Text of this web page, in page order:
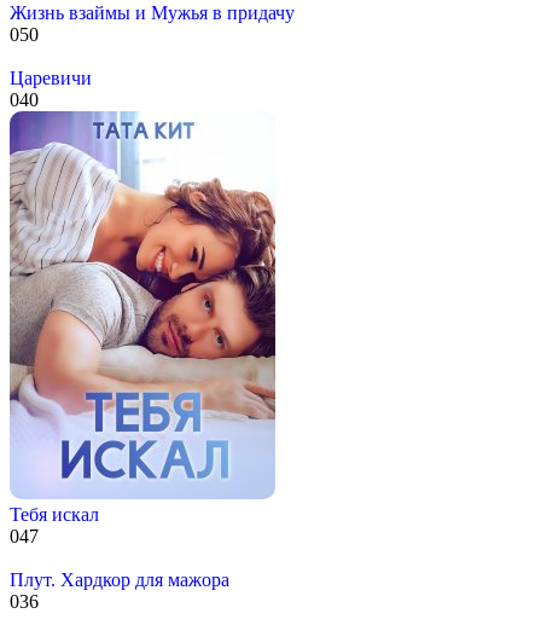
Жизнь взаймы и Мужья в придачу
050
Царевичи
040
Тебя искал
047
Плут. Хардкор для мажора
036